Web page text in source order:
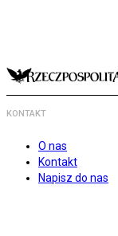
KONTAKT
O nas
Kontakt
Napisz do nas